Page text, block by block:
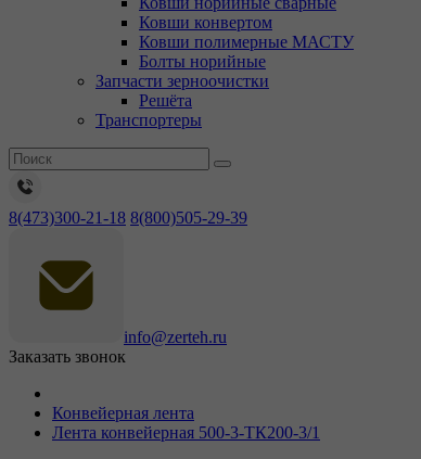
Ковши конвертом
Ковши полимерные МАСТУ
Болты норийные
Запчасти зерноочистки
Решёта
Транспортеры
8(473)300-21-18 8(800)505-29-39
info@zerteh.ru
Заказать звонок
Конвейерная лента
Лента конвейерная 500-3-ТК200-3/1